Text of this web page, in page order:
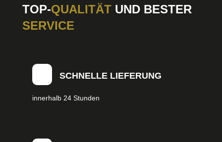
TOP-QUALITÄTUND BESTER
SERVICE
SCHNELLE LIEFERUNG
innerhalb 24 Stunden